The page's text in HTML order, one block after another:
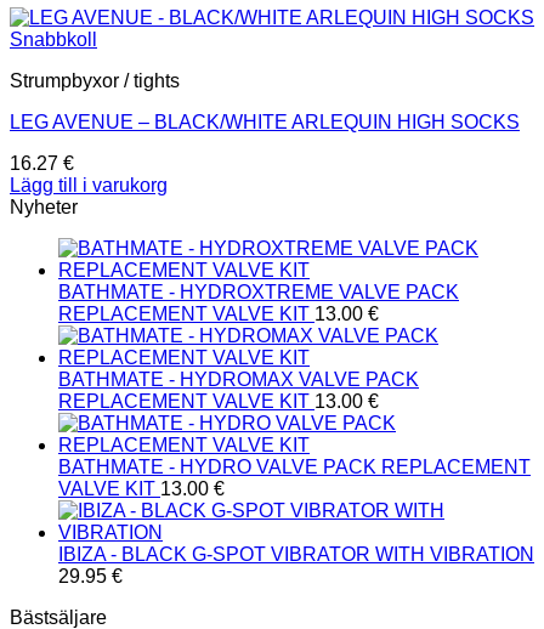
Snabbkoll
Strumpbyxor / tights
LEG AVENUE – BLACK/WHITE ARLEQUIN HIGH SOCKS
16.27 €
Lägg till i varukorg
Nyheter
BATHMATE - HYDROXTREME VALVE PACK
REPLACEMENT VALVE KIT 13.00 €
BATHMATE - HYDROMAX VALVE PACK
REPLACEMENT VALVE KIT 13.00 €
BATHMATE - HYDRO VALVE PACK REPLACEMENT
VALVE KIT 13.00 €
IBIZA - BLACK G-SPOT VIBRATOR WITH VIBRATION
29.95 €
Bästsäljare